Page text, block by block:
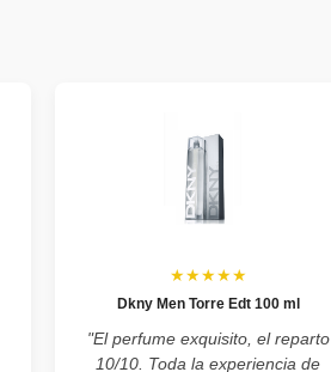
★★★★★
Dkny Men Torre Edt 100 ml
"El perfume exquisito, el reparto
10/10. Toda la experiencia de